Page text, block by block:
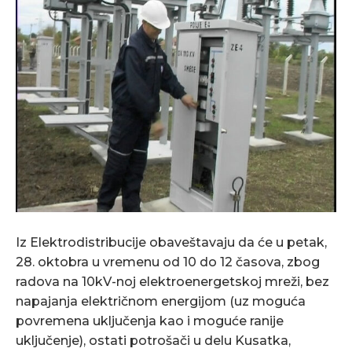
Iz Elektrodistribucije obaveštavaju da će u petak,
28. oktobra u vremenu od 10 do 12 časova, zbog
radova na 10kV-noj elektroenergetskoj mreži, bez
napajanja električnom energijom (uz moguća
povremena uključenja kao i moguće ranije
uključenje), ostati potrošači u delu Kusatka,